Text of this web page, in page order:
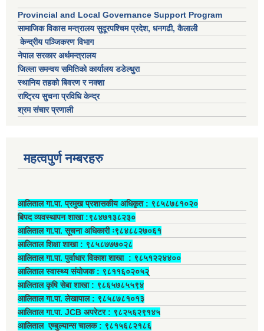
Provincial and Local Governance Support Program
सामाजिक विकास मन्त्रालय सुदूरपश्चिम प्रदेश, धनगढी, कैलाली
केन्द्रीय पञ्जिकरण विभाग
नेपाल सरकार अर्थमन्त्रालय
जिल्ला समन्वय समितिको कार्यालय डडेल्धुरा
स्थानिय तहको बिवरण र नक्शा
राष्ट्रिय सुचना प्रविधि केन्द्र
श्रम संचार प्रणाली
महत्वपुर्ण नम्बरहरु
आलिताल गा.पा. प्रमुख प्रशासकीय अधिकृत ‍: ९८५८७८१०२०
बिपद व्यवस्थापन शाखा :९८४७१३८२३०
आलिताल गा.पा. सूचना अधिकारी ः९८४८८२७०६१
आलिताल शिक्षा शाखा : ९८५८७७७०२८
आलिताल गा.पा. पुर्वाधार विकाश शाखा ‍: ९८५१२२४४००
आलिताल स्वास्थ्य संयोजक ‍: ९८११६०२०५२्
आलिताल कृषि सेबा शाखा : ९८६५७८५५९४
आलिताल गा.पा. लेखापाल ‍: ९८५८७८१०१३
आलिताल गा.पा. JCB अपरेटर ‍: ९८२५६२९१४५
आलिताल एम्बुल्यान्स चालक ‍: ९८१५६८२१८६